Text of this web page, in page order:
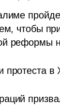
чтобы
реформы
протеста